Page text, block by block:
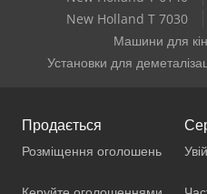
New Holland T 7030
Машини для
Установки для
Продається
Розміщення оголошень